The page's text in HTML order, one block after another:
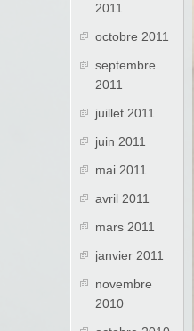
2011
octobre 2011
septembre
2011
juillet 2011
juin 2011
mai 2011
avril 2011
mars 2011
janvier 2011
novembre
2010